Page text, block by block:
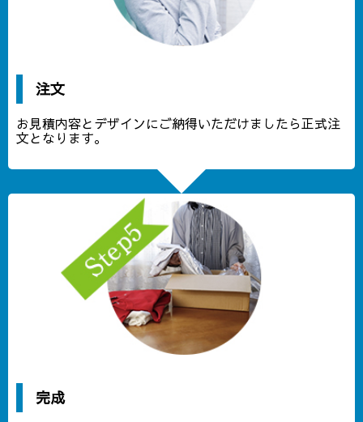
注文
お見積内容とデザインにご納得いただけましたら正式注
文となります。
完成